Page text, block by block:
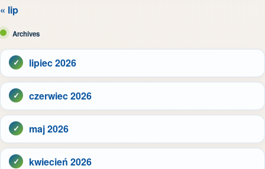
« lip
Archives
lipiec 2026
czerwiec 2026
maj 2026
kwiecień 2026